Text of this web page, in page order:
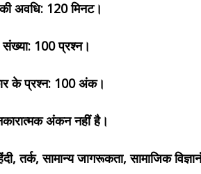
की अवधि: 120 मिनट।
100 प्रश्न।
के प्रश्न: 100 अंक।
अंकन नहीं है।
तर्क, सामान्य जागरूकता, सामाजिक